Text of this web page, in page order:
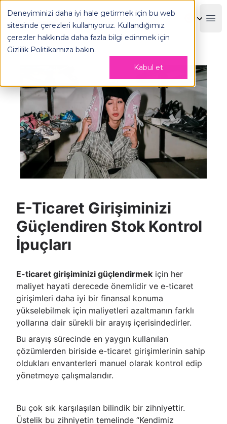
Deneyiminizi daha iyi hale getirmek için bu web
sitesinde çerezleri kullanıyoruz. Kullandığımız
çerezler hakkında daha fazla bilgi edinmek için
Gizlilik Politikamıza bakın.
Kabul et
OPLOG
E-Ticaret Girişiminizi
Güçlendiren Stok Kontrol
İpuçları
E-ticaret girişiminizi güçlendirmek için her
maliyet hayati derecede önemlidir ve e-ticaret
girişimleri daha iyi bir finansal konuma
yükselebilmek için maliyetleri azaltmanın farklı
yollarına dair sürekli bir arayış içerisindedirler.
Bu arayış sürecinde en yaygın kullanılan
çözümlerden biriside e-ticaret girişimlerinin sahip
oldukları envanterleri manuel olarak kontrol edip
yönetmeye çalışmalarıdır.
Bu çok sık karşılaşılan bilindik bir zihniyettir.
Üstelik bu zihniyetin temelinde “Kendimiz